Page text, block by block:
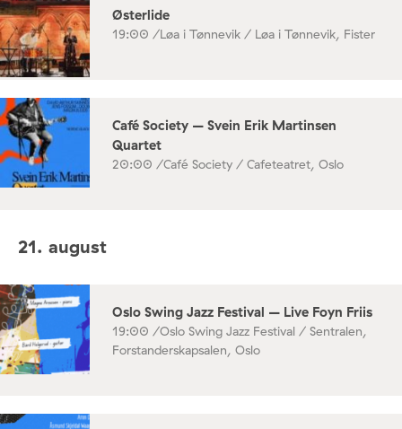
Østerlide
19:00 /Løa i Tønnevik / Løa i Tønnevik, Fister
Café Society – Svein Erik Martinsen
Quartet
20:00 /Café Society / Cafeteatret, Oslo
21. august
Oslo Swing Jazz Festival – Live Foyn Friis
19:00 /Oslo Swing Jazz Festival / Sentralen,
Forstanderskapsalen, Oslo